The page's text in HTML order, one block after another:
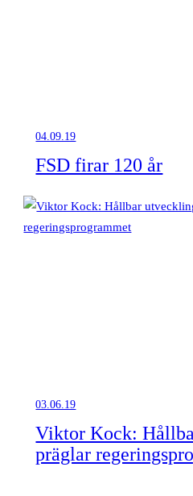
04.09.19
FSD firar 120 år
03.06.19
Viktor Kock:
präglar